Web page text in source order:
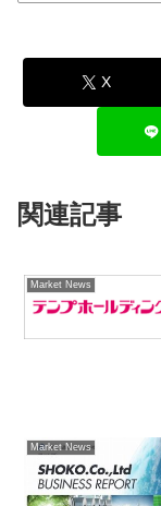
X
関連記事
Market News
Market News